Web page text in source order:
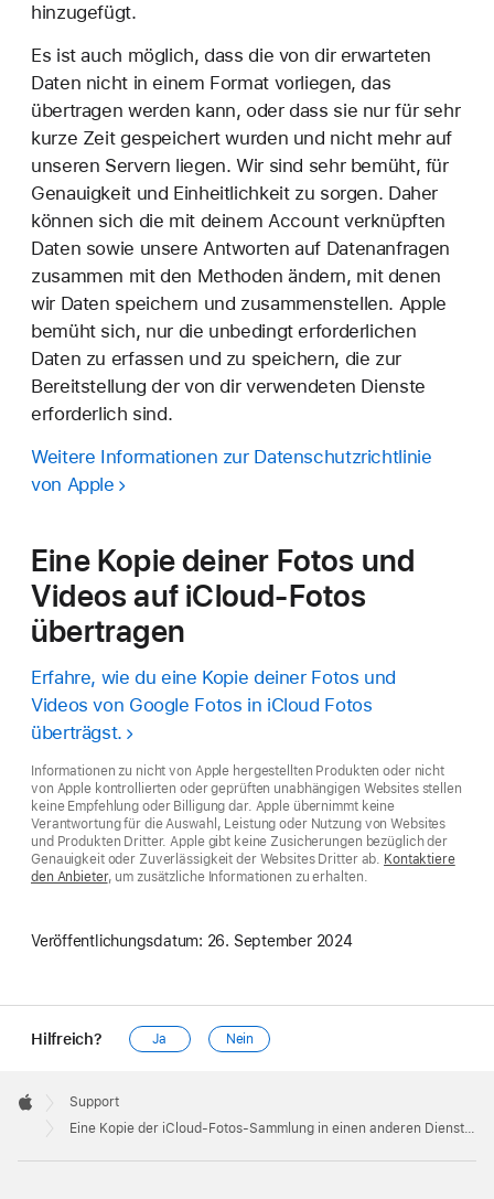
hinzugefügt.
Es ist auch möglich, dass die von dir erwarteten
Daten nicht in einem Format vorliegen, das
übertragen werden kann, oder dass sie nur für sehr
kurze Zeit gespeichert wurden und nicht mehr auf
unseren Servern liegen. Wir sind sehr bemüht, für
Genauigkeit und Einheitlichkeit zu sorgen. Daher
können sich die mit deinem Account verknüpften
Daten sowie unsere Antworten auf Datenanfragen
zusammen mit den Methoden ändern, mit denen
wir Daten speichern und zusammenstellen. Apple
bemüht sich, nur die unbedingt erforderlichen
Daten zu erfassen und zu speichern, die zur
Bereitstellung der von dir verwendeten Dienste
erforderlich sind.
Weitere Informationen zur Datenschutzrichtlinie
von Apple
Eine Kopie deiner Fotos und
Videos auf iCloud-Fotos
übertragen
Erfahre, wie du eine Kopie deiner Fotos und
Videos von Google Fotos in iCloud Fotos
überträgst.
Informationen zu nicht von Apple hergestellten Produkten oder nicht
von Apple kontrollierten oder geprüften unabhängigen Websites stellen
keine Empfehlung oder Billigung dar. Apple übernimmt keine
Verantwortung für die Auswahl, Leistung oder Nutzung von Websites
und Produkten Dritter. Apple gibt keine Zusicherungen bezüglich der
Genauigkeit oder Zuverlässigkeit der Websites Dritter ab. Kontaktiere
den Anbieter, um zusätzliche Informationen zu erhalten.
Veröffentlichungsdatum: 26. September 2024
Hilfreich? Ja Nein
Footer

Apple
Support
Eine Kopie der iCloud-Fotos-Sammlung in einen anderen Dienst übertragen